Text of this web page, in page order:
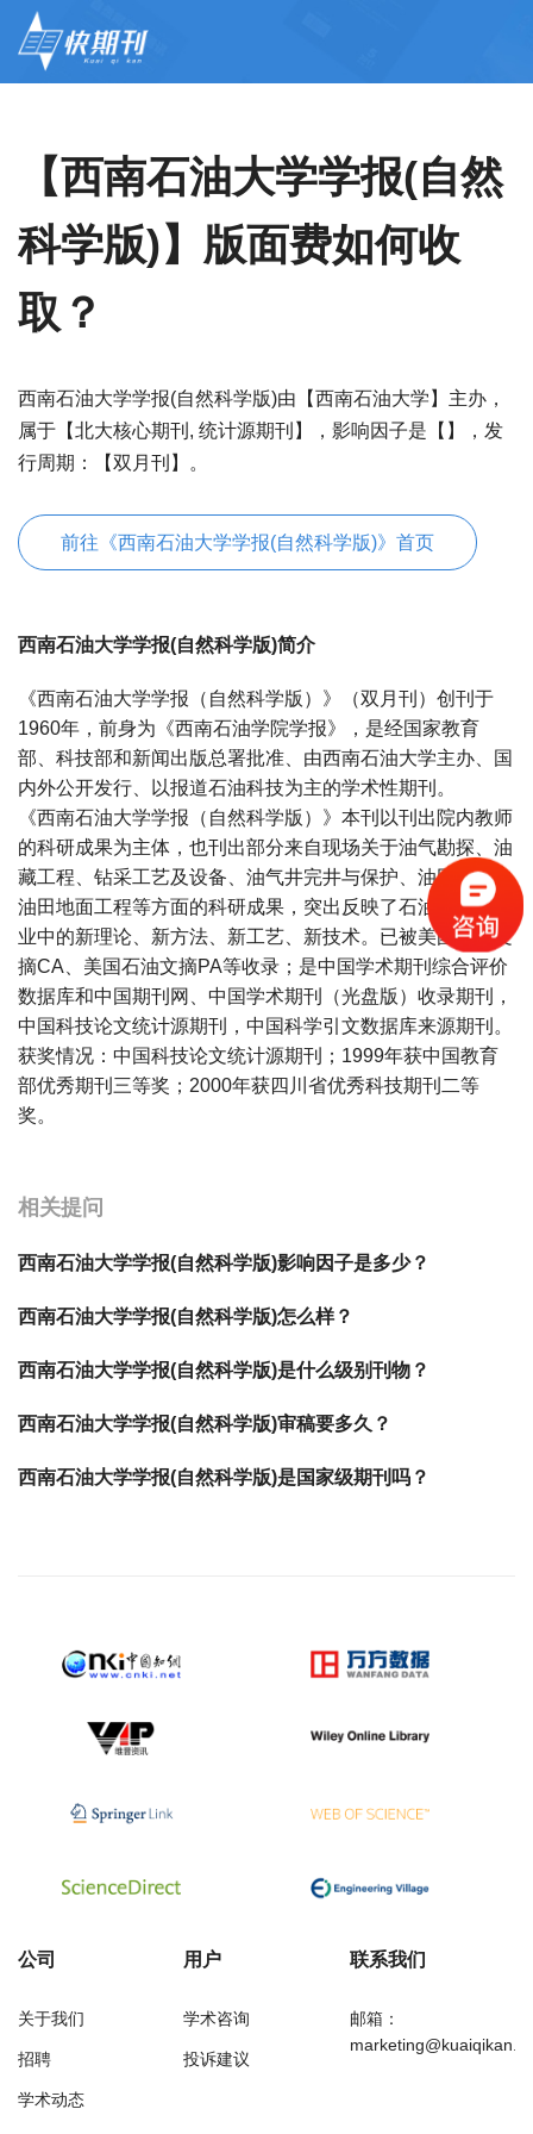
【西南石油大学学报(自然
科学版)】版面费如何收
取？
西南石油大学学报(自然科学版)由【西南石油大学】主办，
属于【北大核心期刊, 统计源期刊】，影响因子是【】，发
行周期：【双月刊】。
前往《西南石油大学学报(自然科学版)》首页
西南石油大学学报(自然科学版)简介
《西南石油大学学报（自然科学版）》（双月刊）创刊于
1960年，前身为《西南石油学院学报》，是经国家教育
部、科技部和新闻出版总署批准、由西南石油大学主办、国
内外公开发行、以报道石油科技为主的学术性期刊。
《西南石油大学学报（自然科学版）》本刊以刊出院内教师
的科研成果为主体，也刊出部分来自现场关于油气勘探、油
藏工程、钻采工艺及设备、油气井完井与保护、油田化学、
油田地面工程等方面的科研成果，突出反映了石油天然气工
业中的新理论、新方法、新工艺、新技术。已被美国化学文
摘CA、美国石油文摘PA等收录；是中国学术期刊综合评价
数据库和中国期刊网、中国学术期刊（光盘版）收录期刊，
中国科技论文统计源期刊，中国科学引文数据库来源期刊。
获奖情况：中国科技论文统计源期刊；1999年获中国教育
部优秀期刊三等奖；2000年获四川省优秀科技期刊二等
奖。
相关提问
西南石油大学学报(自然科学版)影响因子是多少？
西南石油大学学报(自然科学版)怎么样？
西南石油大学学报(自然科学版)是什么级别刊物？
西南石油大学学报(自然科学版)审稿要多久？
西南石油大学学报(自然科学版)是国家级期刊吗？
公司
关于我们
招聘
学术动态
用户
学术咨询
投诉建议
联系我们
邮箱：